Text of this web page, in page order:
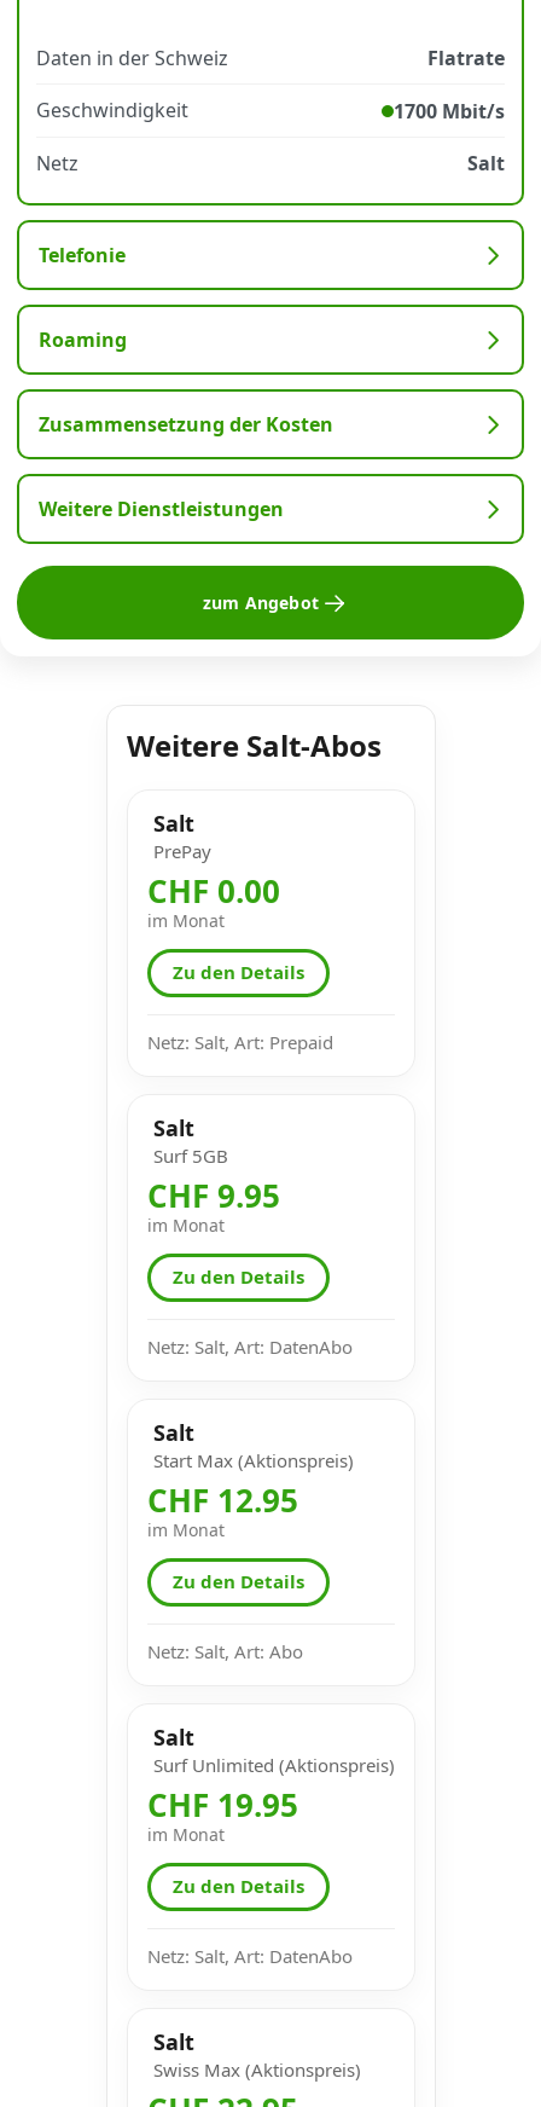
Daten in der Schweiz
Flatrate
Geschwindigkeit
1700 Mbit/s
Netz
Salt
Telefonie
Roaming
Zusammensetzung der Kosten
Weitere Dienstleistungen
zum Angebot
Weitere Salt-Abos
Salt
PrePay
CHF 0.00
im Monat
Zu den Details
Netz: Salt, Art: Prepaid
Salt
Surf 5GB
CHF 9.95
im Monat
Zu den Details
Netz: Salt, Art: DatenAbo
Salt
Start Max (Aktionspreis)
CHF 12.95
im Monat
Zu den Details
Netz: Salt, Art: Abo
Salt
Surf Unlimited (Aktionspreis)
CHF 19.95
im Monat
Zu den Details
Netz: Salt, Art: DatenAbo
Salt
Swiss Max (Aktionspreis)